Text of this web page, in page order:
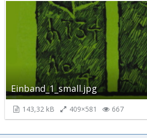
Einband_1_small.jpg
143,32 kB 409×581 667